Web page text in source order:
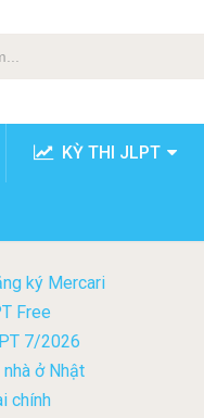
KỲ THI JLPT
ký Mercari
Free
7/2026
ở Nhật
chính